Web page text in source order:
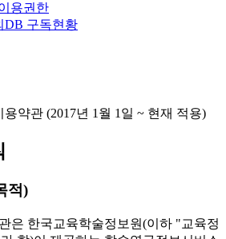
용권한
DB 구독현황
약관 (2017년 1월 1일 ~ 현재 적용)
적)
은 한국교육학술정보원(이하 "교육정